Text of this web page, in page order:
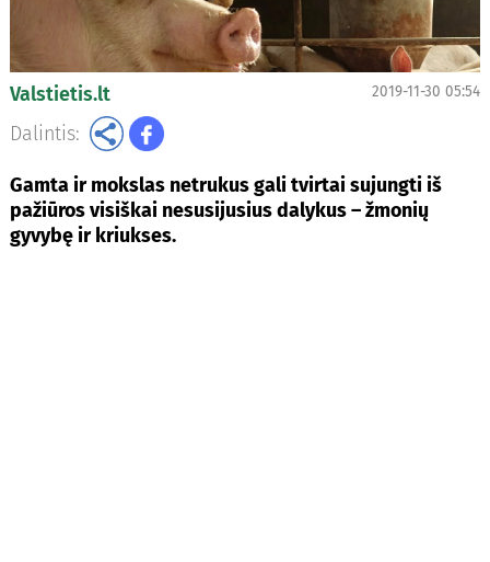
Valstietis.lt 2019-11-30 05:54
Dalintis:
Gamta ir mokslas netrukus gali tvirtai sujungti iš
pažiūros visiškai nesusijusius dalykus – žmonių
gyvybę ir kriukses.